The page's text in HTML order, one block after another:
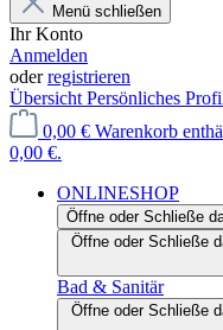
Menü schließen
Ihr Konto
Anmelden
oderregistrieren
Übersicht Persönliches
0,00 € Warenkorb
0,00 €.
ONLINESHOP
Öffne oder Schließe
Öffne oder Schließe
Bad & Sanitär
Öffne oder Schließe